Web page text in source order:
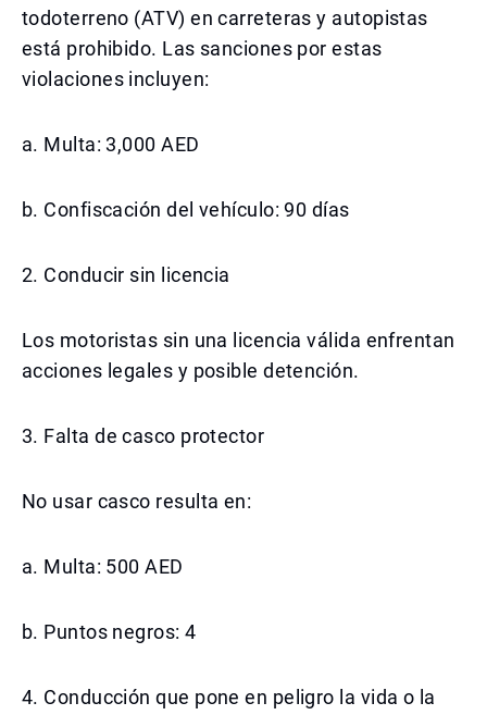
todoterreno (ATV) en carreteras y autopistas
está prohibido. Las sanciones por estas
violaciones incluyen:
a. Multa: 3,000 AED
b. Confiscación del vehículo: 90 días
2. Conducir sin licencia
Los motoristas sin una licencia válida enfrentan
acciones legales y posible detención.
3. Falta de casco protector
No usar casco resulta en:
a. Multa: 500 AED
b. Puntos negros: 4
4. Conducción que pone en peligro la vida o la